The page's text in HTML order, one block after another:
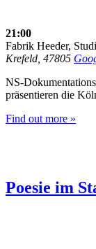
21:00
Fabrik Heeder,
Krefeld 47805
NS-
präsentieren die
Find out more »
Poesie im